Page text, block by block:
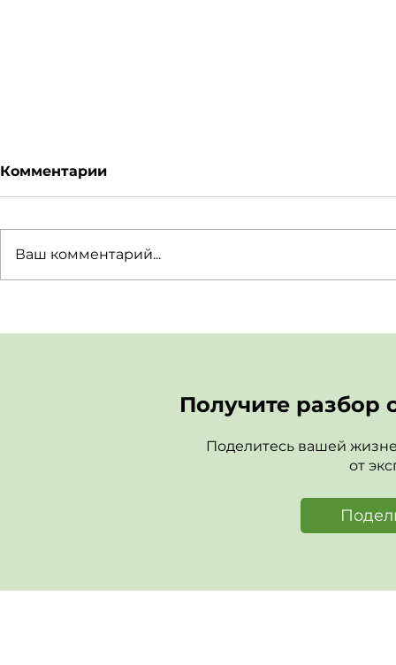
связаны
если
Комментарии
Ваш комментарий...
Получите разбор
Поделитесь вашей
от